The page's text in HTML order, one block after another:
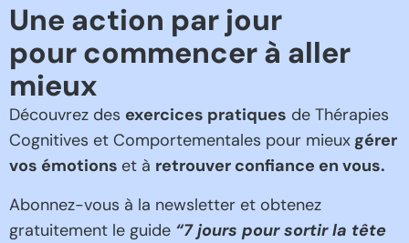
Une action par jour
pour commencer à aller
mieux
Découvrez des exercices pratiques de Thérapies
Cognitives et Comportementales pour mieux gérer
vos émotions et à retrouver confiance en vous.
Abonnez-vous à la newsletter et obtenez
gratuitement le guide “7 jours pour sortir la tête